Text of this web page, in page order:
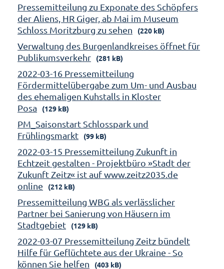
Pressemitteilung zu Exponate des Schöpfers
der Aliens, HR Giger, ab Mai im Museum
Schloss Moritzburg zu sehen
(220 kB)
Verwaltung des Burgenlandkreises öffnet für
Publikumsverkehr
(281 kB)
2022-03-16 Pressemitteilung
Fördermittelübergabe zum Um- und Ausbau
des ehemaligen Kuhstalls in Kloster
Posa
(129 kB)
PM_Saisonstart Schlosspark und
Frühlingsmarkt
(99 kB)
2022-03-15 Pressemitteilung Zukunft in
Echtzeit gestalten - Projektbüro »Stadt der
Zukunft Zeitz« ist auf www.zeitz2035.de
online
(212 kB)
Pressemitteilung WBG als verlässlicher
Partner bei Sanierung von Häusern im
Stadtgebiet
(129 kB)
2022-03-07 Pressemitteilung Zeitz bündelt
Hilfe für Geflüchtete aus der Ukraine - So
können Sie helfen
(403 kB)